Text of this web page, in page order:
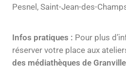
Pesnel, Saint-Jean-des-
Infos pratiques : Pour plus
réserver votre place aux
des médiathèques de